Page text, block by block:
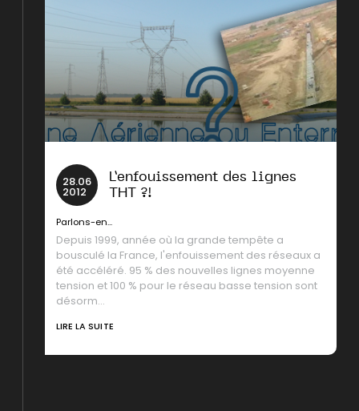
28.06
2012
L’enfouissement des lignes
THT ?!
Parlons-en...
Depuis 1999, année où la grande tempête a
bousculé la France, l'enfouissement des réseaux a
été accéléré. 95 % des nouvelles lignes moyenne
tension et 100 % pour le réseau basse tension sont
désorm...
LIRE LA SUITE